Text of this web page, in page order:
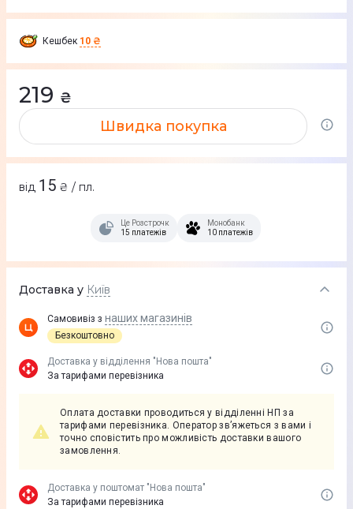
Кешбек 10 ₴
219 ₴
Швидка покупка
від 15 ₴ / пл.
Це Розстрочка
15 платежів
Монобанк
10 платежів
Доставка у Київ
Самовивіз з наших магазинів
Безкоштовно
Доставка у вiддiлення "Нова пошта"
За тарифами перевізника
Оплата доставки проводиться у відділенні НП за
тарифами перевізника. Оператор зв’яжеться з вами і
точно сповістить про можливість доставки вашого
замовлення.
Доставка у поштомат "Нова пошта"
За тарифами перевізника